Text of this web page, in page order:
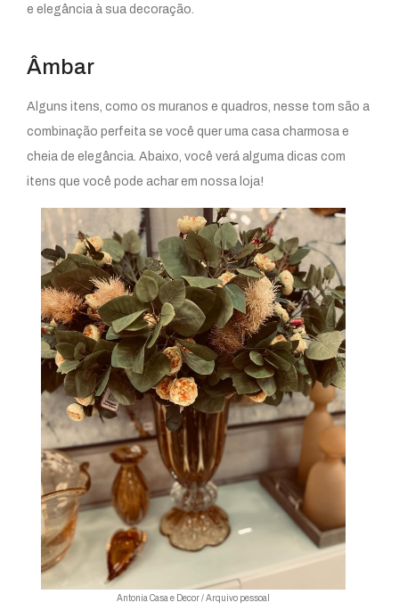
e elegância à sua decoração.
Âmbar
Alguns itens, como os muranos e quadros, nesse tom são a
combinação perfeita se você quer uma casa charmosa e
cheia de elegância. Abaixo, você verá alguma dicas com
itens que você pode achar em nossa loja!
Antonia Casa e Decor / Arquivo pessoal